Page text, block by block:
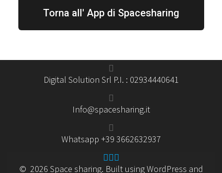
Torna all' App di Spacesharing
Digital Solution Srl P.I. : 02934440641
Info@spacesharing.it
Whatsapp +39 3662632937
© 2026 Space sharing. Built using WordPress and